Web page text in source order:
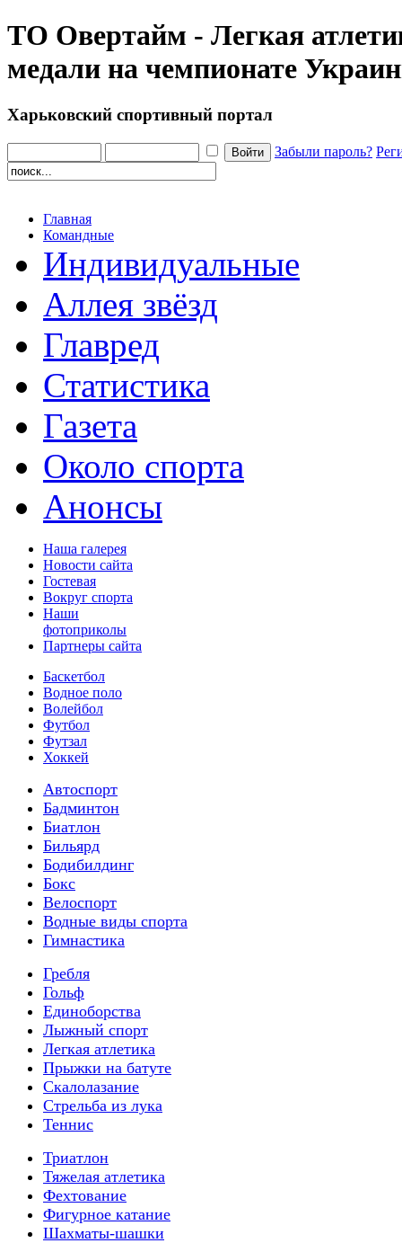
ТО Овертайм - Легкая
медали на чемпионате
Харьковский спортивный портал
Забыли пароль?
Главная
Командные
Индивидуальные
Аллея звёзд
Главред
Статистика
Газета
Около спорта
Анонсы
Наша галерея
Новости сайта
Гостевая
Вокруг спорта
Наши
фотоприколы
Партнеры сайта
Баскетбол
Водное поло
Волейбол
Футбол
Футзал
Хоккей
Автоспорт
Бадминтон
Биатлон
Бильярд
Бодибилдинг
Бокс
Велоспорт
Водные виды спорта
Гимнастика
Гребля
Гольф
Единоборства
Лыжный спорт
Легкая атлетика
Прыжки на батуте
Скалолазание
Стрельба из лука
Теннис
Триатлон
Тяжелая атлетика
Фехтование
Фигурное катание
Шахматы-шашки